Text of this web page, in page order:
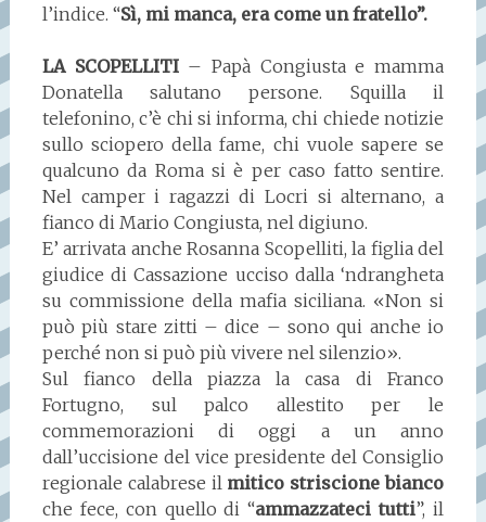
l’indice. “Sì, mi manca, era come un fratello”.
LA SCOPELLITI– Papà Congiusta e mamma
Donatella salutano persone. Squilla il
telefonino, c’è chi si informa, chi chiede notizie
sullo sciopero della fame, chi vuole sapere se
qualcuno da Roma si è per caso fatto sentire.
Nel camper i ragazzi di Locri si alternano, a
fianco di Mario Congiusta, nel digiuno.
E’ arrivata anche Rosanna Scopelliti, la figlia del
giudice di Cassazione ucciso dalla ‘ndrangheta
su commissione della mafia siciliana. «Non si
può più stare zitti – dice – sono qui anche io
perché non si può più vivere nel silenzio».
Sul fianco della piazza la casa di Franco
Fortugno, sul palco allestito per le
commemorazioni di oggi a un anno
dall’uccisione del vice presidente del Consiglio
regionale calabrese il mitico striscione bianco
che fece, con quello di “ammazzateci tutti”, il